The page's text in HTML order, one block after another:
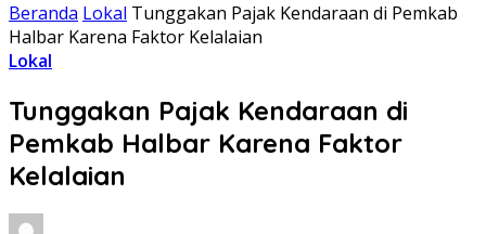
Beranda Lokal Tunggakan Pajak Kendaraan di Pemkab
Halbar Karena Faktor Kelalaian
Lokal
Tunggakan Pajak Kendaraan di
Pemkab Halbar Karena Faktor
Kelalaian